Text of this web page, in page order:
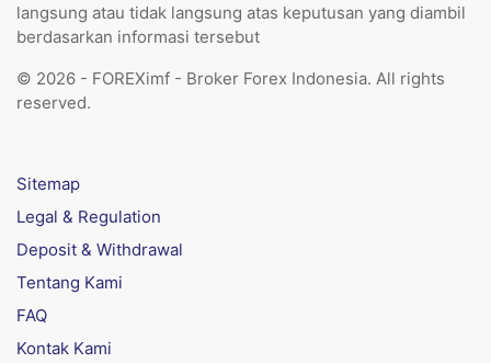
langsung atau tidak langsung atas keputusan yang diambil
berdasarkan informasi tersebut
© 2026 - FOREXimf - Broker Forex Indonesia. All rights
reserved.
Sitemap
Legal & Regulation
Deposit & Withdrawal
Tentang Kami
FAQ
Kontak Kami